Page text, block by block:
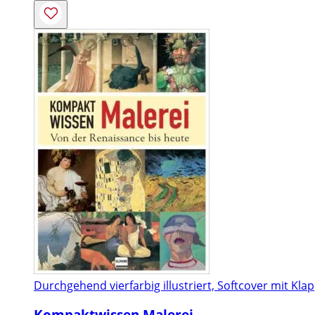
Durchgehend vierfarbig illustriert, Softcover mit